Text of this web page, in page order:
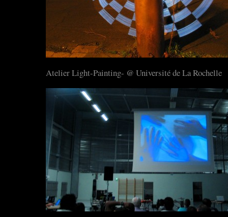
Atelier Light-Painting- @ Université de La Rochelle